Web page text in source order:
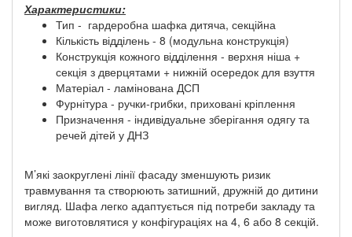
Характеристики:
Тип - гардеробна шафка дитяча, секційна
Кількість відділень - 8 (модульна конструкція)
Конструкція кожного відділення - верхня ніша +
секція з дверцятами + нижній осередок для взуття
Матеріал - ламінована ДСП
Фурнітура - ручки-грибки, приховані кріплення
Призначення - індивідуальне зберігання одягу та
речей дітей у ДНЗ
М’які заокруглені лінії фасаду зменшують ризик
травмування та створюють затишний, дружній до дитини
вигляд. Шафа легко адаптується під потреби закладу та
може виготовлятися у конфігураціях на 4, 6 або 8 секцій.